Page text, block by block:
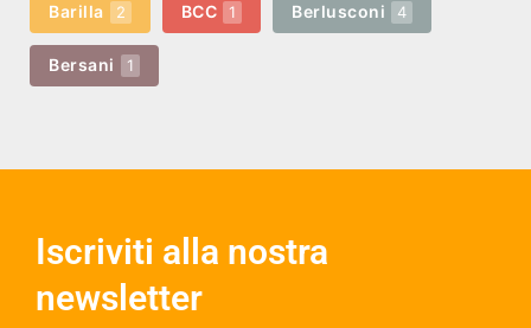
Barilla 2 BCC 1 Berlusconi 4
Bersani 1
Iscriviti alla nostra
newsletter